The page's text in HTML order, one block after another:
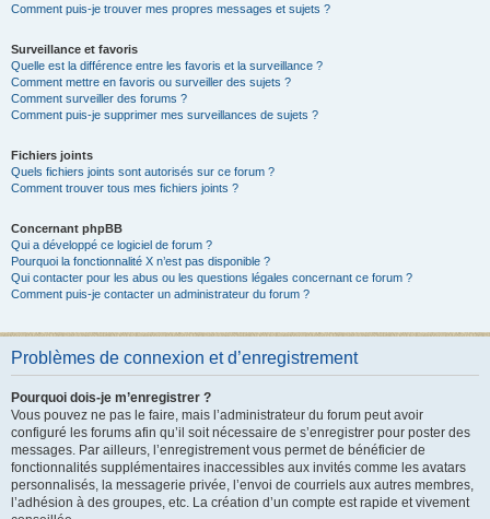
Comment puis-je trouver mes propres messages et sujets ?
Surveillance et favoris
Quelle est la différence entre les favoris et la surveillance ?
Comment mettre en favoris ou surveiller des sujets ?
Comment surveiller des forums ?
Comment puis-je supprimer mes surveillances de sujets ?
Fichiers joints
Quels fichiers joints sont autorisés sur ce forum ?
Comment trouver tous mes fichiers joints ?
Concernant phpBB
Qui a développé ce logiciel de forum ?
Pourquoi la fonctionnalité X n’est pas disponible ?
Qui contacter pour les abus ou les questions légales concernant ce forum ?
Comment puis-je contacter un administrateur du forum ?
Problèmes de connexion et d’enregistrement
Pourquoi dois-je m’enregistrer ?
Vous pouvez ne pas le faire, mais l’administrateur du forum peut avoir
configuré les forums afin qu’il soit nécessaire de s’enregistrer pour poster des
messages. Par ailleurs, l’enregistrement vous permet de bénéficier de
fonctionnalités supplémentaires inaccessibles aux invités comme les avatars
personnalisés, la messagerie privée, l’envoi de courriels aux autres membres,
l’adhésion à des groupes, etc. La création d’un compte est rapide et vivement